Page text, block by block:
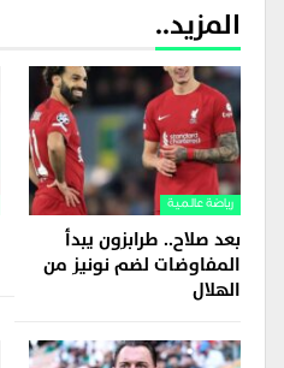
المزيد..
رياضة عالمية
بعد صلاح.. طرابزون يبدأ
المفاوضات لضم نونيز من
الهلال